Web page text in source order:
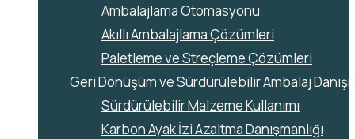
Ambalajlama Otomasyonu
Akıllı Ambalajlama Çözümleri
Paletleme ve Streçleme Çözümleri
Geri Dönüşüm ve Sürdürülebilir Ambalaj
Sürdürülebilir Malzeme Kullanımı
Karbon Ayak İzi Azaltma Danışmanlığı